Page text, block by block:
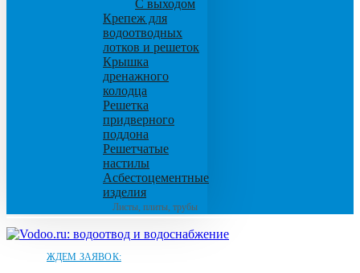
С выходом
Крепеж для
водоотводных
лотков и решеток
Крышка
дренажного
колодца
Решетка
придверного
поддона
Решетчатые
настилы
Асбестоцементные
изделия
Листы, плиты, трубы
ЖДЕМ ЗАЯВОК: